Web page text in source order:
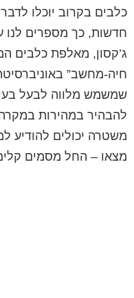
כלבים בקרוב יוכלו
ג’קסון, מאלפת
חיה-מחשב”
שמשמש מלווה לבעל
להבהיר במהירות
משטרה יכולים להודיע
מצאו – החל מסמים